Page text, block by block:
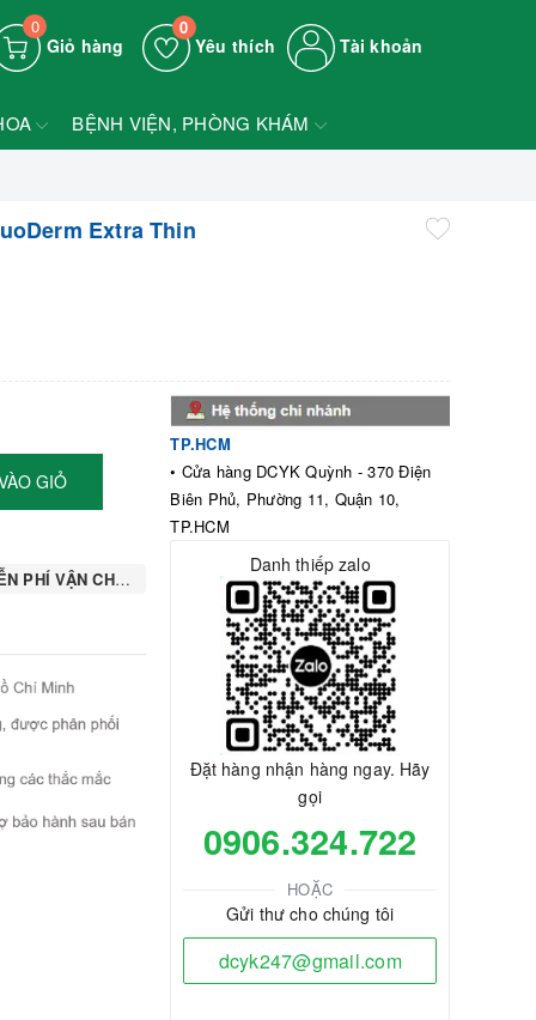
0
Giỏ hàng Yêu thích
0
Tài khoản
BỆNH VIỆN, PHÒNG KHÁM
Extra Thin
GIỎ
PHÍ VẬN CHUYỂN
TP.HCM
• Cửa hàng DCYK Quỳnh - 370 Điện
Biên Phủ, Phường 11, Quận 10,
TP.HCM
Danh thiếp zalo
Đặt hàng nhận hàng ngay. Hãy
gọi
0906.324.722
HOẶC
Gửi thư cho chúng tôi
dcyk247@gmail.com